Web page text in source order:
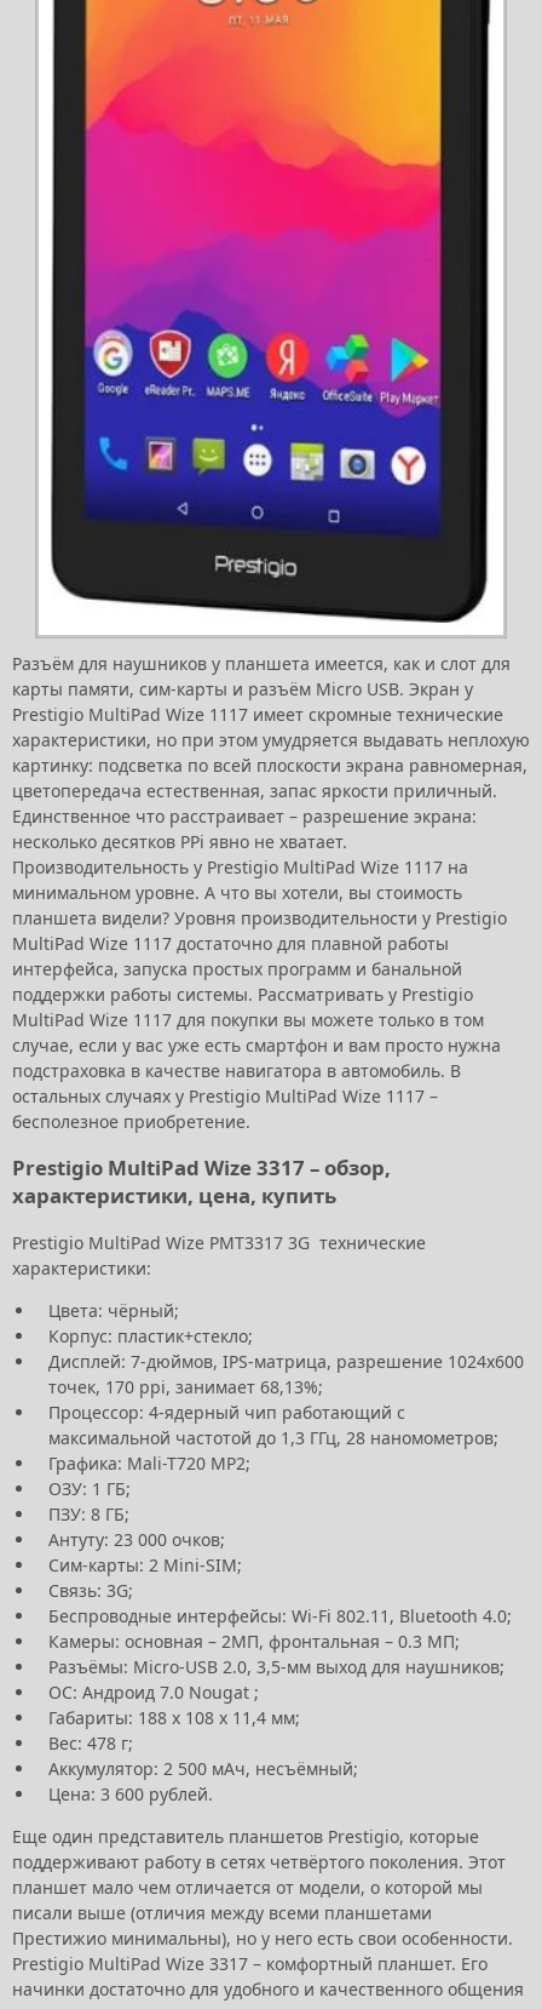
Разъём для наушников у планшета имеется, как и слот для
карты памяти, сим-карты и разъём Micro USB. Экран у
Prestigio MultiPad Wize 1117 имеет скромные технические
характеристики, но при этом умудряется выдавать неплохую
картинку: подсветка по всей плоскости экрана равномерная,
цветопередача естественная, запас яркости приличный.
Единственное что расстраивает – разрешение экрана:
несколько десятков PPi явно не хватает.
Производительность у Prestigio MultiPad Wize 1117 на
минимальном уровне. А что вы хотели, вы стоимость
планшета видели? Уровня производительности у Prestigio
MultiPad Wize 1117 достаточно для плавной работы
интерфейса, запуска простых программ и банальной
поддержки работы системы. Рассматривать у Prestigio
MultiPad Wize 1117 для покупки вы можете только в том
случае, если у вас уже есть смартфон и вам просто нужна
подстраховка в качестве навигатора в автомобиль. В
остальных случаях у Prestigio MultiPad Wize 1117 –
бесполезное приобретение.
Prestigio MultiPad Wize 3317 – обзор,
характеристики, цена, купить
Prestigio MultiPad Wize PMT3317 3G технические
характеристики:
Цвета: чёрный;
Корпус: пластик+стекло;
Дисплей: 7-дюймов, IPS-матрица, разрешение 1024х600
точек, 170 ppi, занимает 68,13%;
Процессор: 4-ядерный чип работающий с
максимальной частотой до 1,3 ГГц, 28 наномометров;
Графика: Mali-T720 MP2;
ОЗУ: 1 ГБ;
ПЗУ: 8 ГБ;
Антуту: 23 000 очков;
Сим-карты: 2 Mini-SIM;
Связь: 3G;
Беспроводные интерфейсы: Wi-Fi 802.11, Bluetooth 4.0;
Камеры: основная – 2МП, фронтальная – 0.3 МП;
Разъёмы: Micro-USB 2.0, 3,5-мм выход для наушников;
ОС: Андроид 7.0 Nougat ;
Габариты: 188 х 108 х 11,4 мм;
Вес: 478 г;
Аккумулятор: 2 500 мАч, несъёмный;
Цена: 3 600 рублей.
Еще один представитель планшетов Prestigio, которые
поддерживают работу в сетях четвёртого поколения. Этот
планшет мало чем отличается от модели, о которой мы
писали выше (отличия между всеми планшетами
Престижио минимальны), но у него есть свои особенности.
Prestigio MultiPad Wize 3317 – комфортный планшет. Его
начинки достаточно для удобного и качественного общения